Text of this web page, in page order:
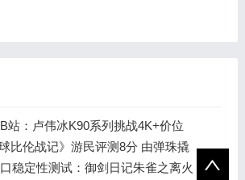
站：卢伟冰K90系列挑战4K+价位
比伦战记》游民评测8分 由弹珠撬
稳定性测试：御剑日记朱雀之离火